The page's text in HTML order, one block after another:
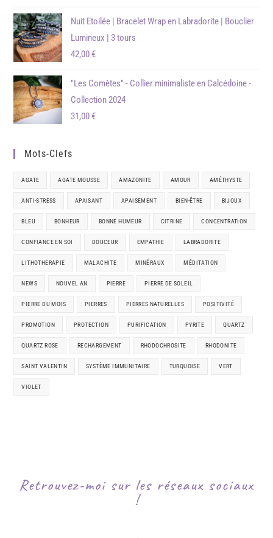
Nuit Etoilée | Bracelet Wrap en Labradorite | Bouclier
Lumineux | 3 tours
42,00€
"Les Comètes" - Collier minimaliste en Calcédoine -
Collection 2024
31,00€
Mots-Clefs
AGATE AGATE MOUSSE AMAZONITE AMOUR AMÉTHYSTE
ANTI-STRESS APAISANT APAISEMENT BIEN-ÊTRE BIJOUX
BLEU BONHEUR BONNE HUMEUR CITRINE CONCENTRATION
CONFIANCE EN SOI DOUCEUR EMPATHIE LABRADORITE
LITHOTHERAPIE MALACHITE MINÉRAUX MÉDITATION
NEWS NOUVEL AN PIERRE PIERRE DE SOLEIL
PIERRE DU MOIS PIERRES PIERRES NATURELLES POSITIVITÉ
PROMOTION PROTECTION PURIFICATION PYRITE QUARTZ
QUARTZ ROSE RECHARGEMENT RHODOCHROSITE RHODONITE
SAINT VALENTIN SYSTÈME IMMUNITAIRE TURQUOISE VERT
VIOLET
Retrouvez-moi sur les réseaux sociaux
!